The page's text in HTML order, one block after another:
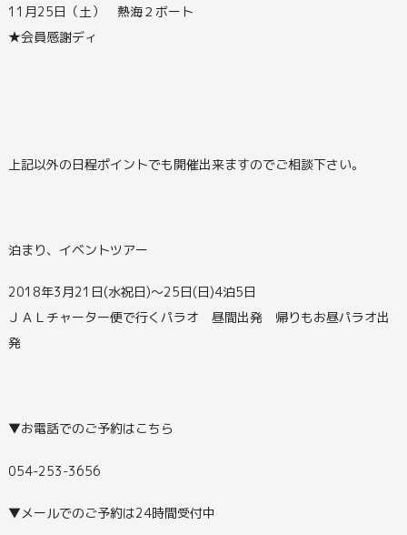
11月25日（土） 熱海２ボート
★会員感謝ディ
上記以外の日程ポイントでも開催出来ますのでご相談下さい。
泊まり、イベントツアー
2018年3月21日(水祝日)～25日(日)4泊5日
ＪＡＬチャーター便で行くパラオ 昼間出発 帰りもお昼パラオ出
発
▼お電話でのご予約はこちら
054-253-3656
▼メールでのご予約は24時間受付中